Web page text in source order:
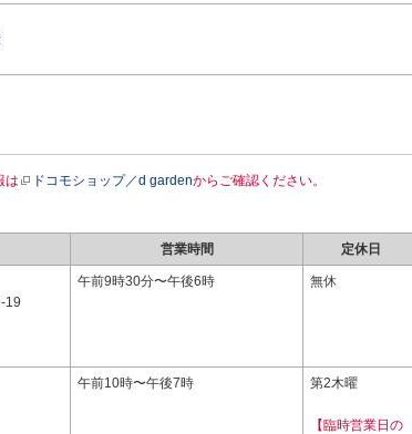
は ドコモショップ／d gardenからご確認ください。
営業時間 定休日
19
午前9時30分〜午後6時 無休
午前10時〜午後7時 第2木曜
【臨時営業日の